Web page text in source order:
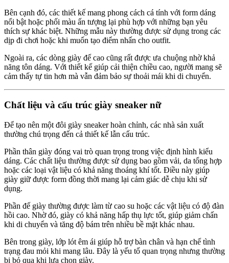
Bên cạnh đó, các thiết kế mang phong cách cá tính với form dáng
nổi bật hoặc phối màu ấn tượng lại phù hợp với những bạn yêu
thích sự khác biệt. Những mẫu này thường được sử dụng trong các
dịp đi chơi hoặc khi muốn tạo điểm nhấn cho outfit.
Ngoài ra, các dòng giày đế cao cũng rất được ưa chuộng nhờ khả
năng tôn dáng. Với thiết kế giúp cải thiện chiều cao, người mang sẽ
cảm thấy tự tin hơn mà vẫn đảm bảo sự thoải mái khi di chuyển.
Chất liệu và cấu trúc giày sneaker nữ
Để tạo nên một đôi giày sneaker hoàn chỉnh, các nhà sản xuất
thường chú trọng đến cả thiết kế lẫn cấu trúc.
Phần thân giày đóng vai trò quan trọng trong việc định hình kiểu
dáng. Các chất liệu thường được sử dụng bao gồm vải, da tổng hợp
hoặc các loại vật liệu có khả năng thoáng khí tốt. Điều này giúp
giày giữ được form đồng thời mang lại cảm giác dễ chịu khi sử
dụng.
Phần đế giày thường được làm từ cao su hoặc các vật liệu có độ đàn
hồi cao. Nhờ đó, giày có khả năng hấp thụ lực tốt, giúp giảm chấn
khi di chuyển và tăng độ bám trên nhiều bề mặt khác nhau.
Bên trong giày, lớp lót êm ái giúp hỗ trợ bàn chân và hạn chế tình
trạng đau mỏi khi mang lâu. Đây là yếu tố quan trọng nhưng thường
bị bỏ qua khi lựa chọn giày.